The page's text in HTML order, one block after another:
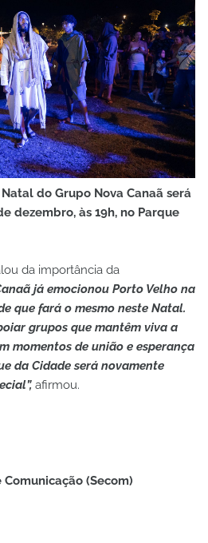
do Grupo Nova Canaã será
dezembro, às 19h, no Parque
da importância da
já emocionou Porto Velho na
que fará o mesmo neste Natal.
grupos que mantêm viva a
momentos de união e esperança
da Cidade será novamente
afirmou.
(Secom)